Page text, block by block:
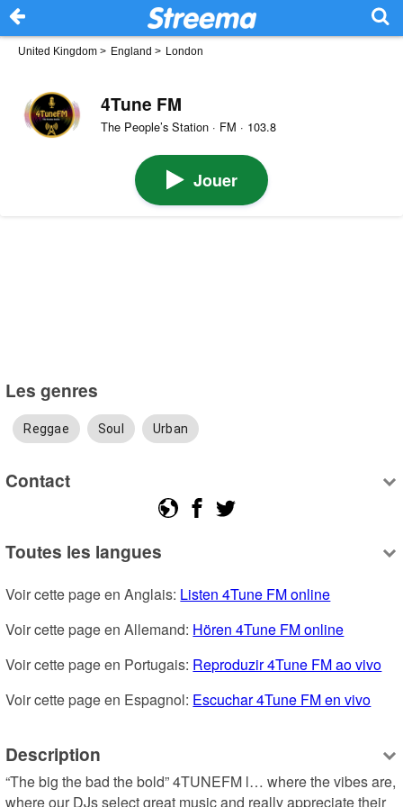
United Kingdom > England > London
4Tune FM
The People’s Station · FM · 103.8
Jouer
Les genres
Reggae Soul Urban
Contact
Toutes les langues
Voir cette page en Anglais: Listen 4Tune FM online
Voir cette page en Allemand: Hören 4Tune FM online
Voir cette page en Portugais: Reproduzir 4Tune FM ao vivo
Voir cette page en Espagnol: Escuchar 4Tune FM en vivo
Description
“The big the bad the bold” 4TUNEFM l… where the vibes are,
where our DJs select great music and really appreciate their